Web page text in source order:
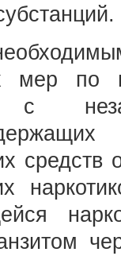
мер по
с